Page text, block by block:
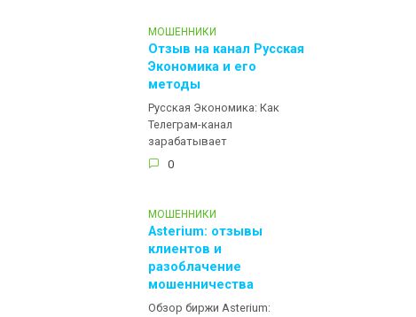
МОШЕННИКИ
Отзыв на канал Русская
Экономика и его
методы
Русская Экономика: Как
Телеграм-канал
зарабатывает
0
МОШЕННИКИ
Asterium: отзывы
клиентов и
разоблачение
мошенничества
Обзор биржи Asterium: